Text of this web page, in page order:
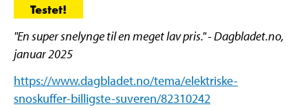
Testet!
"En super snelynge til en meget lav pris." - Dagbladet.no,
januar 2025
https://www.dagbladet.no/tema/elektriske-
snoskuffer-billigste-suveren/82310242